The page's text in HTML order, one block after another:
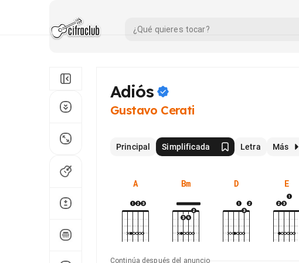
Adiós
Gustavo Cerati
Principal Simplificada Letra Más
A Bm D E
Continúa después del anuncio